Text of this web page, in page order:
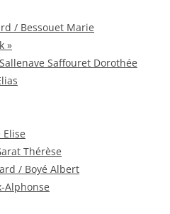
/ Bessouet Marie
»
Saffouret Dorothée
Thérèse
/ Boyé Albert
Alphonse